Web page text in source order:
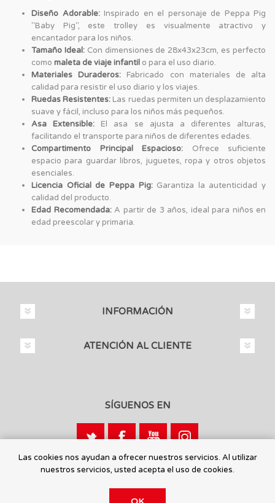
Diseño Adorable:Inspirado en el personaje de Peppa Pig
"Baby Pig", este trolley es visualmente atractivo y
encantador para los niños.
Tamaño Ideal:Con dimensiones de 28x43x23cm, es perfecto
como maleta de viaje infantil o para el uso diario.
Materiales Duraderos: Fabricado con materiales de alta
calidad para resistir el uso diario y los viajes.
Ruedas Resistentes: Las ruedas permiten un desplazamiento
suave y fácil, incluso para los niños más pequeños.
Asa Extensible: El asa se ajusta a diferentes alturas,
facilitando el transporte para niños de diferentes edades.
Compartimento Principal Espacioso: Ofrece suficiente
espacio para guardar libros, juguetes, ropa y otros objetos
esenciales.
Licencia Oficial de Peppa Pig:Garantiza la autenticidad y
calidad del producto.
Edad Recomendada:A partir de 3 años, ideal para niños en
edad preescolar y primaria.
INFORMACIÓN
ATENCIÓN AL CLIENTE
SÍGUENOS EN
Calle León, 1 - 03440 Ibi, Alicante
Las cookies nos ayudan a ofrecer nuestros servicios. Al utilizar
nuestros servicios, usted acepta el uso de cookies.